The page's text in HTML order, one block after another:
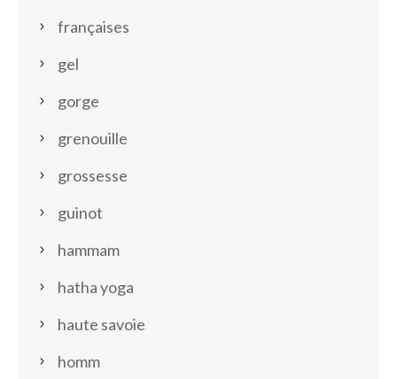
françaises
gel
gorge
grenouille
grossesse
guinot
hammam
hatha yoga
haute savoie
homm